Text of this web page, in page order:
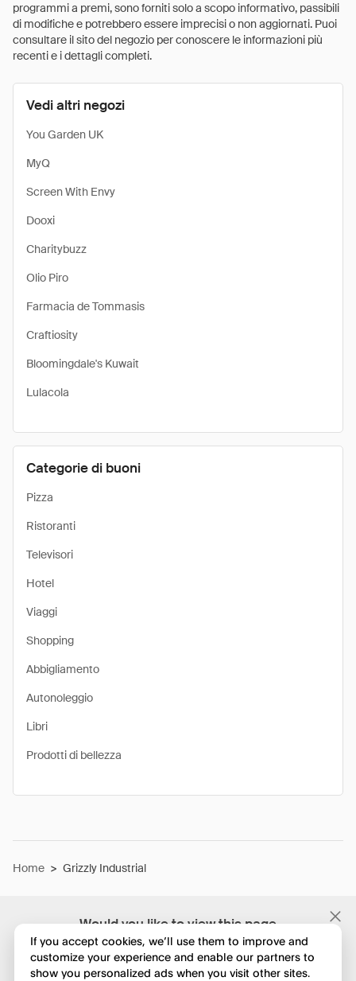
Would you like to view this page
in English?
programmi a premi, sono forniti solo a scopo informativo, passibili
di modifiche e potrebbero essere imprecisi o non aggiornati. Puoi
consultare il sito del negozio per conoscere le informazioni più
recenti e i dettagli completi.
Vedi altri negozi
You Garden UK
MyQ
Screen With Envy
Dooxi
Charitybuzz
Olio Piro
Farmacia de Tommasis
Craftiosity
Bloomingdale's Kuwait
Lulacola
Categorie di buoni
Pizza
Ristoranti
Televisori
Hotel
Viaggi
Shopping
Abbigliamento
Autonoleggio
Libri
Prodotti di bellezza
Home > Grizzly Industrial
If you accept cookies, we’ll use them to improve and
customize your experience and enable our partners to
show you personalized ads when you visit other sites.